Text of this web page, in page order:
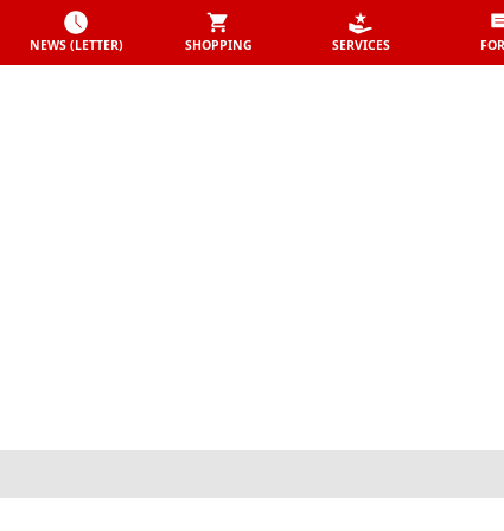
NEWS (LETTER) SHOPPING SERVICES